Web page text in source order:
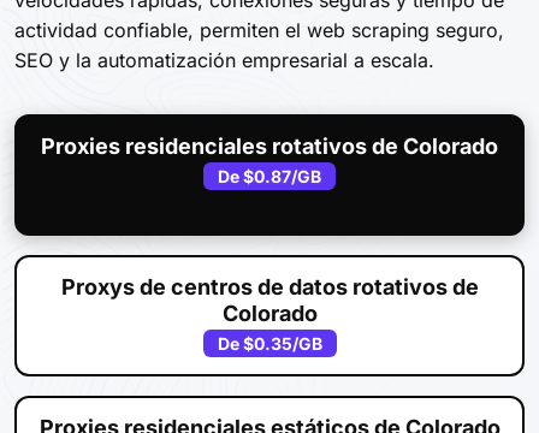
actividad confiable, permiten el web scraping seguro,
SEO y la automatización empresarial a escala.
Proxies residenciales rotativos de Colorado
De$0.87/GB
Proxys de centros de datos rotativos de
Colorado
De$0.35/GB
Proxies residenciales estáticos de Colorado